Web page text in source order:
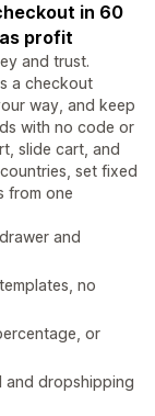
in 60
profit
and trust.
a checkout
way, and keep
with no code or
slide cart, and
set fixed
from one
and
no
or
and dropshipping